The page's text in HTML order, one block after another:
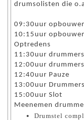
drumsolisten die
09:30uur
10:15uur
Optredens
11:30uur
12:00uur
12:40uur Pauze
13:00uur
15:00uur Slot
Meenemen
Drumstel